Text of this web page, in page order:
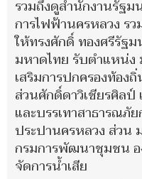
รวมถึงดูสำนักงานรัฐม
การไฟฟ้านครหลวง ร
ให้ทรงศักดิ์ ทองศรีรัฐม
มหาดไทย รับตำแหน่
เสริมการปกครองท้อง
ส่วนศักดิ์ดาวิเชียรศิล
และบรรเทาสาธารณภั
ประปานครหลวง ส่วน
กรมการพัฒนาชุมชน อ
จัดการน้ำเสีย